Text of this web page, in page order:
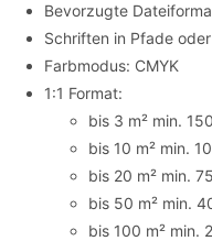
Bevorzugte
Schriften in Pfade
Farbmodus: CMYK
1:1 Format:
bis 3 m² min.
bis 10 m² min.
bis 20 m² min.
bis 50 m² min.
bis 100 m² min.